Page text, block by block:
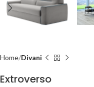
Home Divani
Extroverso